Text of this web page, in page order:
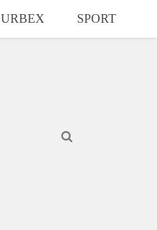
URBEX SPORT